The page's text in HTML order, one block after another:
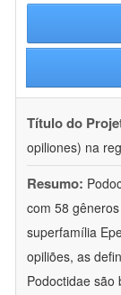
Título do
opiliones) na
Resumo:
com 58
superfamília
opiliões, as
Podoctidae são